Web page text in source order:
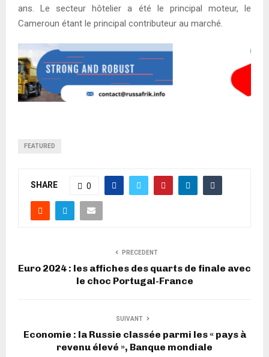
ans. Le secteur hôtelier a été le principal moteur, le
Cameroun étant le principal contributeur au marché.
FEATURED
SHARE 0
PRECEDENT
Euro 2024 : les affiches des quarts de finale avec
le choc Portugal-France
SUIVANT
Economie : la Russie classée parmi les « pays à
revenu élevé », Banque mondiale